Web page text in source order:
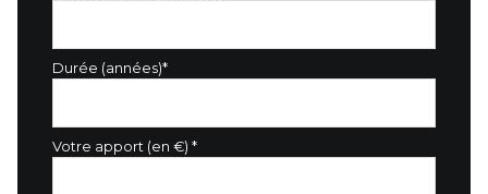
Durée (années)*
Votre apport (en €) *